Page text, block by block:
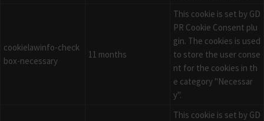
cookielawinfo-check
box-necessary
11 months
This cookie is set by GD
PR Cookie Consent plu
gin. The cookies is used
to store the user conse
nt for the cookies in th
e category "Necessar
y".
This cookie is set by GD